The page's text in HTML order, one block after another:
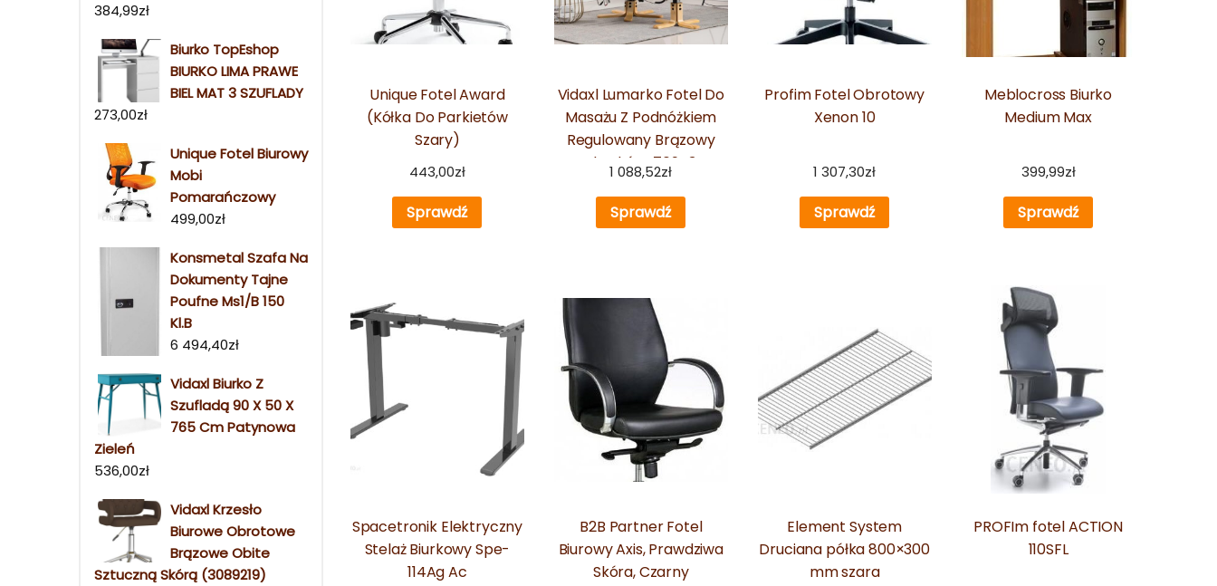
384,99zł
Biurko TopEshop
BIURKO LIMA PRAWE
BIEL MAT 3 SZUFLADY
273,00zł
Unique Fotel Biurowy
Mobi
Pomarańczowy
499,00zł
Konsmetal Szafa Na
Dokumenty Tajne
Poufne Ms1/B 150
Kl.B
6 494,40zł
Vidaxl Biurko Z
Szufladą 90 X 50 X
765 Cm Patynowa
Zieleń
536,00zł
Vidaxl Krzesło
Biurowe Obrotowe
Brązowe Obite
Sztuczną Skórą (3089219)
Unique Fotel Award
(Kółka Do Parkietów
Szary)
443,00zł
Sprawdź
Vidaxl Lumarko Fotel Do
Masażu Z Podnóżkiem
Regulowany Brązowy
Ekoskóra 76943
1 088,52zł
Sprawdź
Profim Fotel Obrotowy
Xenon 10
1 307,30zł
Sprawdź
Meblocross Biurko
Medium Max
399,99zł
Sprawdź
Spacetronik Elektryczny
Stelaż Biurkowy Spe-
114Ag Ac
B2B Partner Fotel
Biurowy Axis, Prawdziwa
Skóra, Czarny
Element System
Druciana półka 800×300
mm szara
PROFIm fotel ACTION
110SFL